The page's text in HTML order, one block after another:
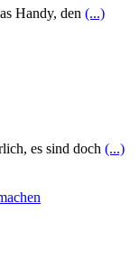
Handy, den (...)
es sind doch (...)